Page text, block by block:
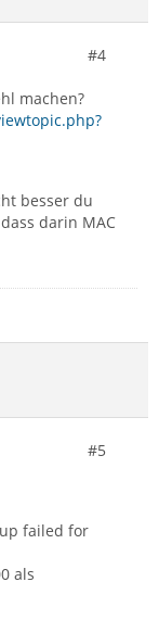
#4
machen?
besser du
darin MAC
#5
failed for
als